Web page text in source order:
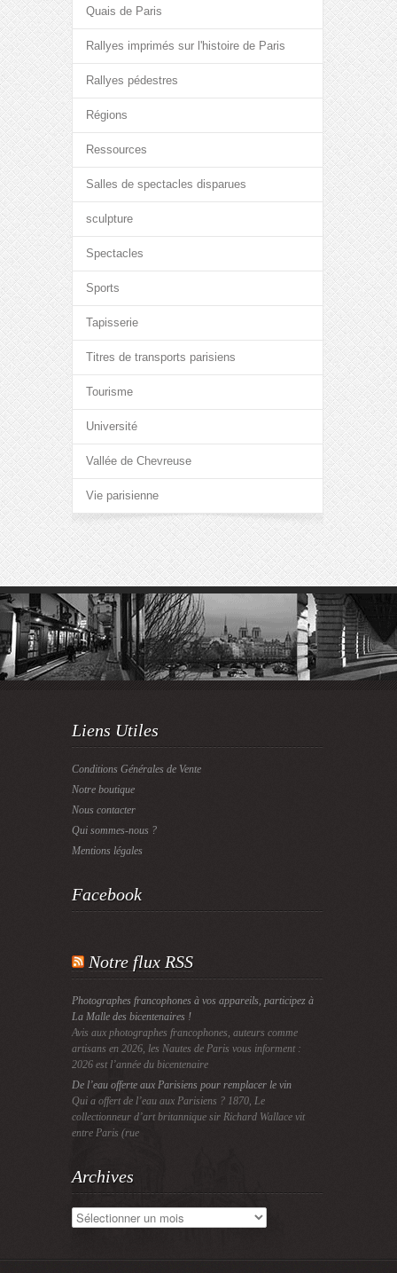
Quais de Paris
Rallyes imprimés sur l'histoire de Paris
Rallyes pédestres
Régions
Ressources
Salles de spectacles disparues
sculpture
Spectacles
Sports
Tapisserie
Titres de transports parisiens
Tourisme
Université
Vallée de Chevreuse
Vie parisienne
Liens Utiles
Conditions Générales de Vente
Notre boutique
Nous contacter
Qui sommes-nous ?
Mentions légales
Facebook
Notre flux RSS
Photographes francophones à vos appareils, participez à
La Malle des bicentenaires !
Avis aux photographes francophones, auteurs comme
artisans en 2026, les Nautes de Paris vous informent :
2026 est l’année du bicentenaire
De l’eau offerte aux Parisiens pour remplacer le vin
Qui a offert de l’eau aux Parisiens ? 1870, Le
collectionneur d’art britannique sir Richard Wallace vit
entre Paris (rue
Archives
Archives